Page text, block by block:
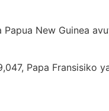
New Guinea
Papa Fransisiko